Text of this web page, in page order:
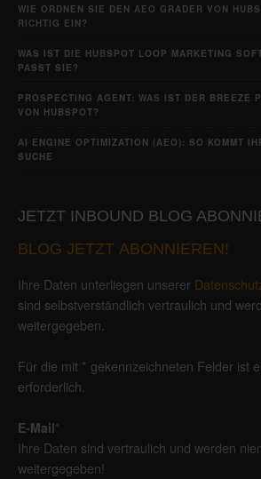
WIE ORDNEN SIE DEN AEO GRADER VON
RICHTIG EIN?
WAS IST DIE HUBSPOT LOOP MARKETING
PASST SIE?
PROSPECTING AGENT: WAS IST DER BREEZE
VON HUBSPOT?
AI ENGINE OPTIMIZATION (AEO): SO KOMMT
SUCHE
JETZT INBOUND BLOG
BLOG JETZT ABONNIEREN!
Ihre Daten unterliegen unserer
sind selbstverständlich vertraulich und
weitergegeben.
Für die mit * gekennzeichneten Felder ist
erforderlich.
E-Mail*
Ihre Daten sind vertraulich und werden
weitergegeben!